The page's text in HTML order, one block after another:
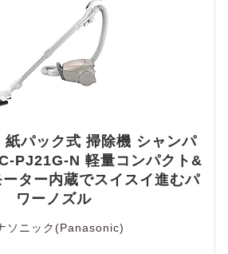
紙パック式 掃除機 シャンパ
PJ21G-N 軽量コンパクト&
ター内蔵でスイスイ進むパ
ワーノズル
ソニック(Panasonic)